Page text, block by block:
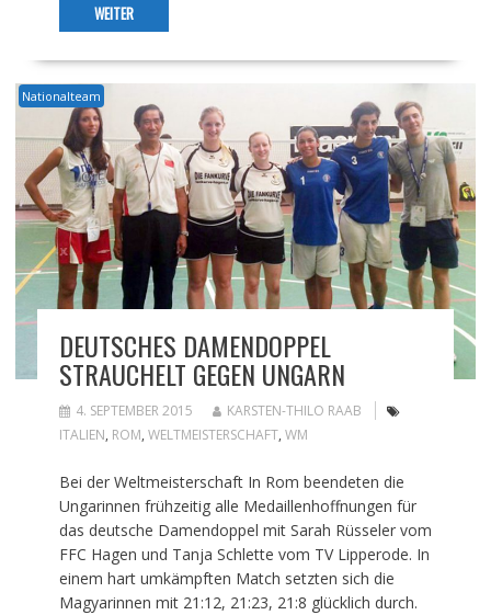
WEITER
Nationalteam
DEUTSCHES DAMENDOPPEL
STRAUCHELT GEGEN UNGARN
4. SEPTEMBER 2015
KARSTEN-THILO RAAB
ITALIEN, ROM, WELTMEISTERSCHAFT, WM
Bei der Weltmeisterschaft In Rom beendeten die
Ungarinnen frühzeitig alle Medaillenhoffnungen für
das deutsche Damendoppel mit Sarah Rüsseler vom
FFC Hagen und Tanja Schlette vom TV Lipperode. In
einem hart umkämpften Match setzten sich die
Magyarinnen mit 21:12, 21:23, 21:8 glücklich durch.